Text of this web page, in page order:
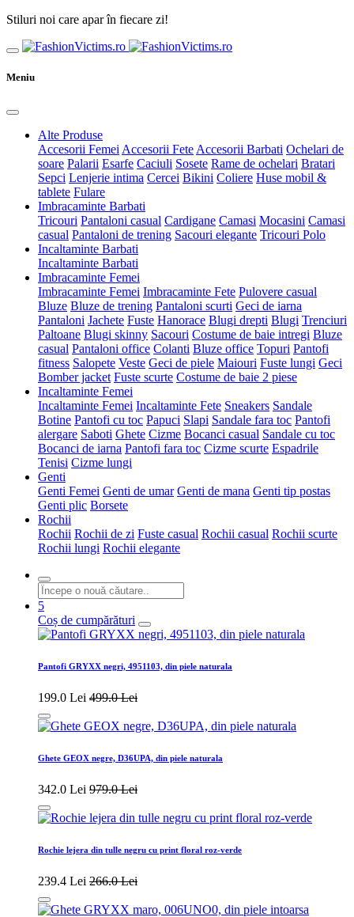
Stiluri noi care apar în fiecare zi!
Meniu
Alte Produse
Accesorii Femei Accesorii Fete Accesorii Barbati Ochelari de
soare Palarii Esarfe Caciuli Sosete Rame de ochelari Bratari
Sepci Lenjerie intima Cercei Bikini Coliere Huse mobil &
tablete Fulare
Imbracaminte Barbati
Tricouri Pantaloni casual Cardigane Camasi Mocasini Camasi
casual Pantaloni de trening Sacouri elegante Tricouri Polo
Incaltaminte Barbati
Incaltaminte Barbati
Imbracaminte Femei
Imbracaminte Femei Imbracaminte Fete Pulovere casual
Bluze Bluze de trening Pantaloni scurti Geci de iarna
Pantaloni Jachete Fuste Hanorace Blugi drepti Blugi Trenciuri
Paltoane Blugi skinny Sacouri Costume de baie intregi Bluze
casual Pantaloni office Colanti Bluze office Topuri Pantofi
fitness Salopete Veste Geci de piele Maiouri Fuste lungi Geci
Bomber jacket Fuste scurte Costume de baie 2 piese
Incaltaminte Femei
Incaltaminte Femei Incaltaminte Fete Sneakers Sandale
Botine Pantofi cu toc Papuci Slapi Sandale fara toc Pantofi
alergare Saboti Ghete Cizme Bocanci casual Sandale cu toc
Bocanci de iarna Pantofi fara toc Cizme scurte Espadrile
Tenisi Cizme lungi
Genti
Genti Femei Genti de umar Genti de mana Genti tip postas
Genti plic Borsete
Rochii
Rochii Rochii de zi Fuste casual Rochii casual Rochii scurte
Rochii lungi Rochii elegante
5
Coș de cumpărături
Pantofi GRYXX negri, 4951103, din piele naturala
199.0 Lei 499.0 Lei
Ghete GEOX negre, D36UPA, din piele naturala
342.0 Lei 979.0 Lei
Rochie lejera din tulle negru cu print floral roz-verde
239.4 Lei 266.0 Lei